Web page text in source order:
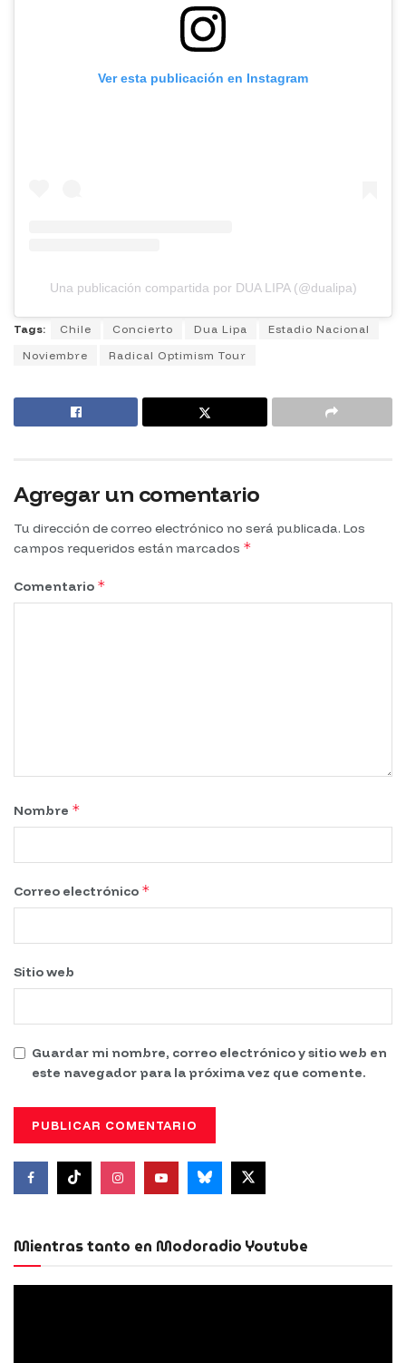
Ver esta publicación en Instagram
Una publicación compartida por DUA LIPA (@dualipa)
Tags: Chile Concierto Dua Lipa
Estadio Nacional
Noviembre
Radical Optimism Tour
Agregar un comentario
Tu dirección de correo electrónico no será publicada. Los
campos requeridos están marcados *
Comentario *
Nombre *
Correo electrónico *
Sitio web
Guardar mi nombre, correo electrónico y sitio web en
este navegador para la próxima vez que comente.
Mientras tanto en Modoradio Youtube